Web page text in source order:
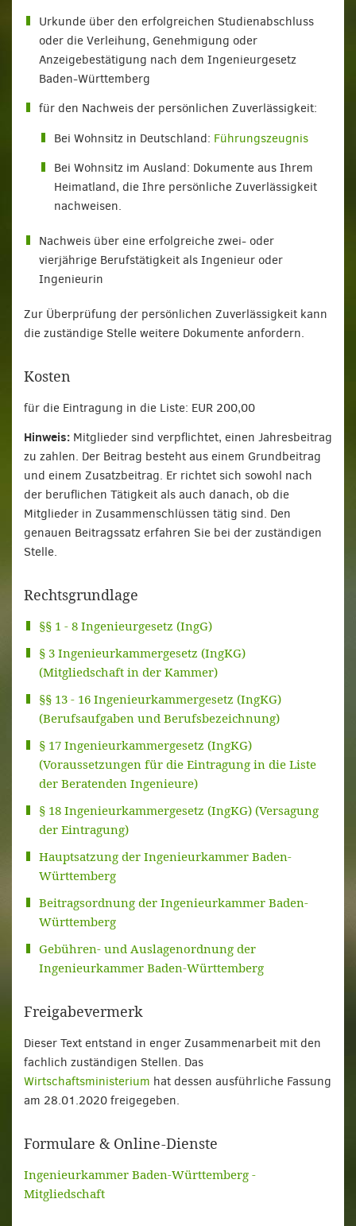
Urkunde über den erfolgreichen Studienabschluss
oder die Verleihung, Genehmigung oder
Anzeigebestätigung nach dem Ingenieurgesetz
Baden-Württemberg
für den Nachweis der persönlichen Zuverlässigkeit:
Bei Wohnsitz in Deutschland: Führungszeugnis
Bei Wohnsitz im Ausland: Dokumente aus Ihrem
Heimatland, die Ihre persönliche Zuverlässigkeit
nachweisen.
Nachweis über eine erfolgreiche zwei- oder
vierjährige Berufstätigkeit als Ingenieur oder
Ingenieurin
Zur Überprüfung der persönlichen Zuverlässigkeit kann
die zuständige Stelle weitere Dokumente anfordern.
Kosten
für die Eintragung in die Liste: EUR 200,00
Hinweis: Mitglieder sind verpflichtet, einen Jahresbeitrag
zu zahlen. Der Beitrag besteht aus einem Grundbeitrag
und einem Zusatzbeitrag. Er richtet sich sowohl nach
der beruflichen Tätigkeit als auch danach, ob die
Mitglieder in Zusammenschlüssen tätig sind. Den
genauen Beitragssatz erfahren Sie bei der zuständigen
Stelle.
Rechtsgrundlage
§§ 1 - 8 Ingenieurgesetz (IngG)
§ 3 Ingenieurkammergesetz (IngKG)
(Mitgliedschaft in der Kammer)
§§ 13 - 16 Ingenieurkammergesetz (IngKG)
(Berufsaufgaben und Berufsbezeichnung)
§ 17 Ingenieurkammergesetz (IngKG)
(Voraussetzungen für die Eintragung in die Liste
der Beratenden Ingenieure)
§ 18 Ingenieurkammergesetz (IngKG) (Versagung
der Eintragung)
Hauptsatzung der Ingenieurkammer Baden-
Württemberg
Beitragsordnung der Ingenieurkammer Baden-
Württemberg
Gebühren- und Auslagenordnung der
Ingenieurkammer Baden-Württemberg
Freigabevermerk
Dieser Text entstand in enger Zusammenarbeit mit den
fachlich zuständigen Stellen. Das
Wirtschaftsministerium hat dessen ausführliche Fassung
am 28.01.2020 freigegeben.
Formulare & Online-Dienste
Ingenieurkammer Baden-Württemberg -
Mitgliedschaft